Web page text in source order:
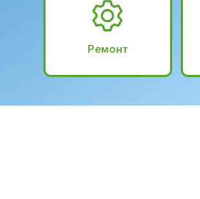
Ремонт